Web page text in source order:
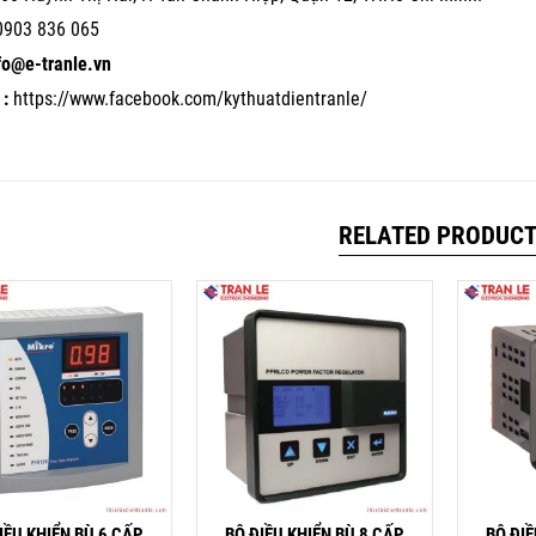
836 065
tranle.vn
: https://www.facebook.com/kythuatdientranle/
RELATED